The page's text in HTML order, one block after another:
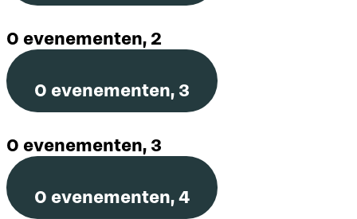
0 evenementen, 2
0 evenementen, 3
0 evenementen, 3
0 evenementen,4